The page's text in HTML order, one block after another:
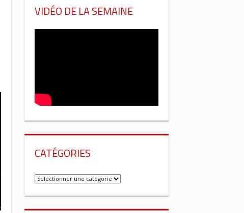
VIDÉO DE LA SEMAINE
CATÉGORIES
Catégories